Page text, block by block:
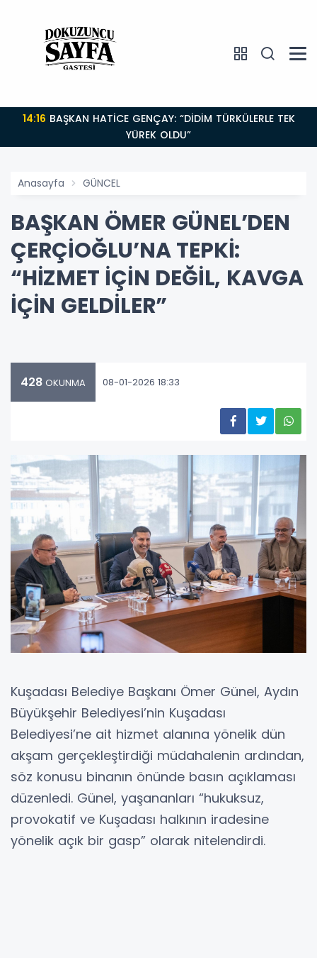
14:16
YÜREK OLDU”
Anasayfa GÜNCEL
BAŞKAN ÖMER GÜNEL’DEN
ÇERÇİOĞLU’NA TEPKİ:
“HİZMET İÇİN DEĞİL, KAVGA
İÇİN GELDİLER”
428 OKUNMA 08-01-2026 18:33
Kuşadası Belediye Başkanı Ömer Günel, Aydın
Büyükşehir Belediyesi’nin Kuşadası
Belediyesi’ne ait hizmet alanına yönelik dün
akşam gerçekleştirdiği müdahalenin ardından,
söz konusu binanın önünde basın açıklaması
düzenledi. Günel, yaşananları “hukuksuz,
provokatif ve Kuşadası halkının iradesine
yönelik açık bir gasp” olarak nitelendirdi.